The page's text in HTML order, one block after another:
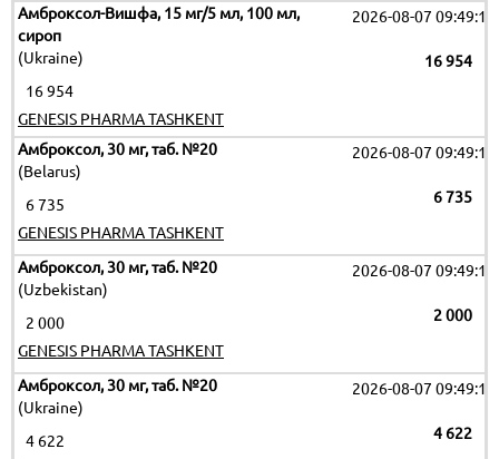
Амброксол-Вишфа, 15 мг/5 мл, 100 мл,
сироп
(Ukraine)
2026-08-07 09:49:17
16 954
16 954
GENESIS PHARMA TASHKENT
Амброксол, 30 мг, таб. №20
(Belarus)
2026-08-07 09:49:17
6 735
6 735
GENESIS PHARMA TASHKENT
Амброксол, 30 мг, таб. №20
(Uzbekistan)
2026-08-07 09:49:17
2 000
2 000
GENESIS PHARMA TASHKENT
Амброксол, 30 мг, таб. №20
(Ukraine)
2026-08-07 09:49:17
4 622
4 622